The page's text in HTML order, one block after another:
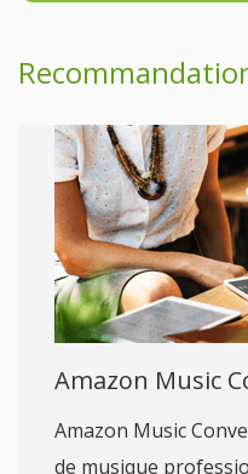
Amazon Music
Amazon Music
de musique